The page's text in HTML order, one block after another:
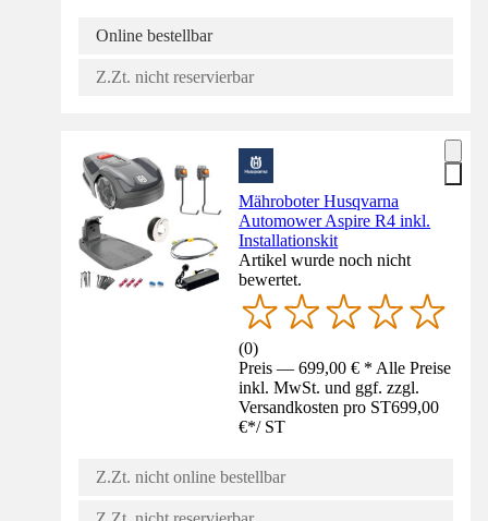
Online bestellbar
Z.Zt. nicht reservierbar
Mähroboter Husqvarna
Automower Aspire R4 inkl.
Installationskit
Artikel wurde noch nicht
bewertet.
(0)
Preis — 699,00 € * Alle Preise
inkl. MwSt. und ggf. zzgl.
Versandkosten pro ST699,00
€*/ ST
Z.Zt. nicht online bestellbar